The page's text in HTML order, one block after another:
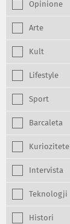
Opinione
Arte
Kult
Lifestyle
Sport
Barcaleta
Kuriozitete
Intervista
Teknologji
Histori